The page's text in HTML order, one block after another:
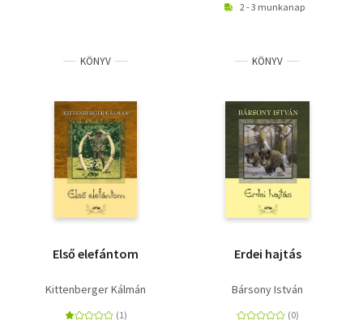
2 - 3 munkanap
KÖNYV
Első elefántom
Kittenberger Kálmán
KÖNYV
Erdei hajtás
Bársony István